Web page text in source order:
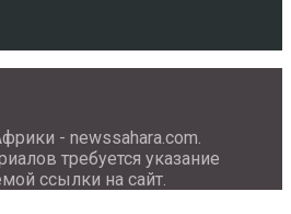
- newssahara.com.
требуется указание
ссылки на сайт.